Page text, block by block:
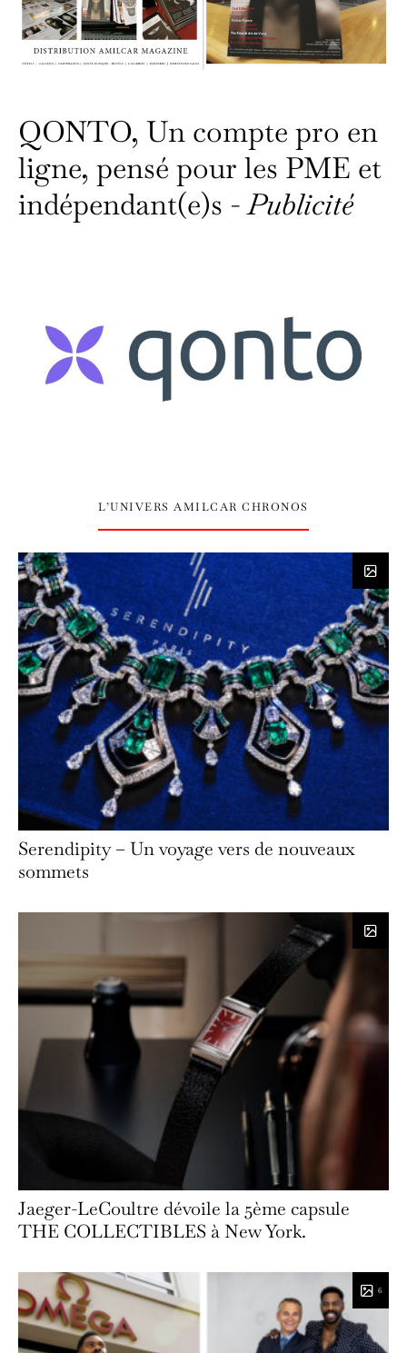
QONTO, Un compte pro en
ligne, pensé pour les PME et
indépendant(e)s -Publicité
L’UNIVERS AMILCAR CHRONOS
Serendipity – Un voyage vers de nouveaux
sommets
Jaeger-LeCoultre dévoile la 5ème capsule
THE COLLECTIBLES à New York.
6